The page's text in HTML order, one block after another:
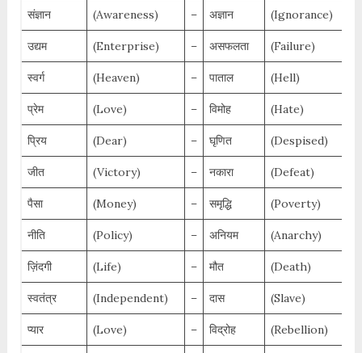
संज्ञान (Awareness) – अज्ञान (Ignorance)
उद्यम (Enterprise) – असफलता (Failure)
स्वर्ग (Heaven) – पाताल (Hell)
प्रेम (Love) – विमोह (Hate)
प्रिय (Dear) – घृणित (Despised)
जीत (Victory) – नकारा (Defeat)
पैसा (Money) – समृद्धि (Poverty)
नीति (Policy) – अनियम (Anarchy)
ज़िंदगी (Life) – मौत (Death)
स्वतंत्र (Independent) – दास (Slave)
प्यार (Love) – विद्रोह (Rebellion)